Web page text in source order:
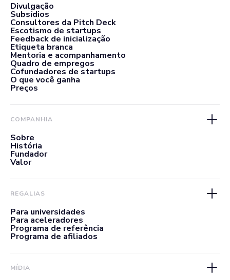
Divulgação
Subsídios
Consultores da Pitch Deck
Escotismo de startups
Feedback de inicialização
Etiqueta branca
Mentoria e acompanhamento
Quadro de empregos
Cofundadores de startups
O que você ganha
Preços
COMPANHIA
Sobre
História
Fundador
Valor
REGALIAS
Para universidades
Para aceleradores
Programa de referência
Programa de afiliados
MÍDIA